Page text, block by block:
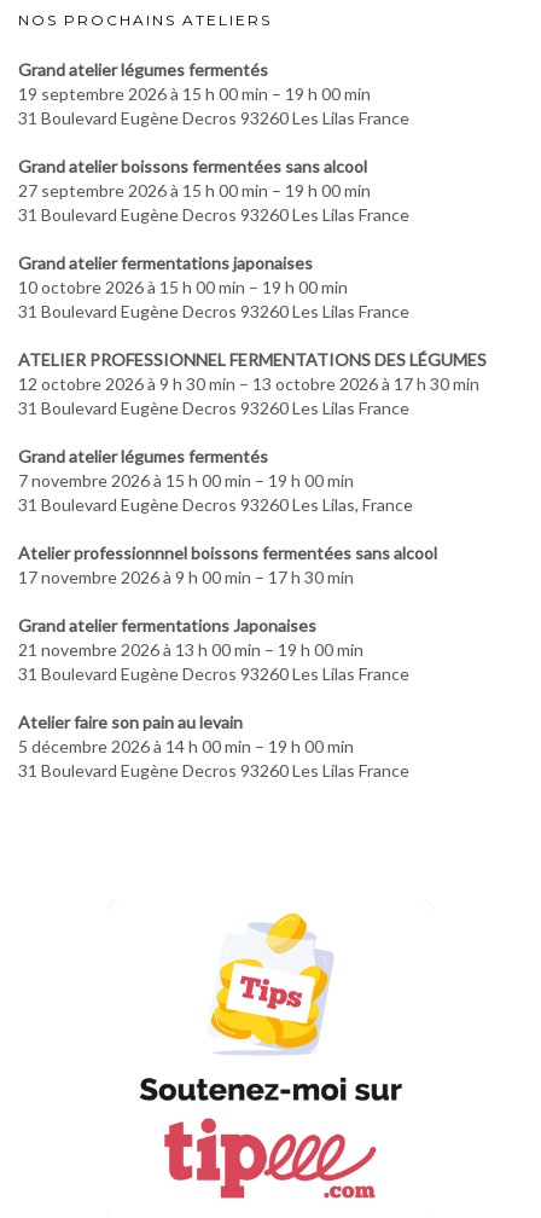
NOS PROCHAINS ATELIERS
Grand atelier légumes fermentés
19 septembre 2026 à 15 h 00 min – 19 h 00 min
31 Boulevard Eugène Decros 93260 Les Lilas France
Grand atelier boissons fermentées sans alcool
27 septembre 2026 à 15 h 00 min – 19 h 00 min
31 Boulevard Eugène Decros 93260 Les Lilas France
Grand atelier fermentations japonaises
10 octobre 2026 à 15 h 00 min – 19 h 00 min
31 Boulevard Eugène Decros 93260 Les Lilas France
ATELIER PROFESSIONNEL FERMENTATIONS DES LÉGUMES
12 octobre 2026 à 9 h 30 min – 13 octobre 2026 à 17 h 30 min
31 Boulevard Eugène Decros 93260 Les Lilas France
Grand atelier légumes fermentés
7 novembre 2026 à 15 h 00 min – 19 h 00 min
31 Boulevard Eugène Decros 93260 Les Lilas, France
Atelier professionnnel boissons fermentées sans alcool
17 novembre 2026 à 9 h 00 min – 17 h 30 min
Grand atelier fermentations Japonaises
21 novembre 2026 à 13 h 00 min – 19 h 00 min
31 Boulevard Eugène Decros 93260 Les Lilas France
Atelier faire son pain au levain
5 décembre 2026 à 14 h 00 min – 19 h 00 min
31 Boulevard Eugène Decros 93260 Les Lilas France